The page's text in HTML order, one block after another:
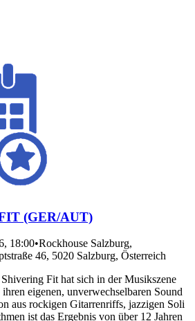
(GER/AUT)
18:00•Rockhouse Salzburg,
46, 5020 Salzburg, Österreich
Fit hat sich in der Musikszene
eigenen, unverwechselbaren Sound
aus rockigen Gitarrenriffs, jazzigen Soli
ist das Ergebnis von über 12 Jahren